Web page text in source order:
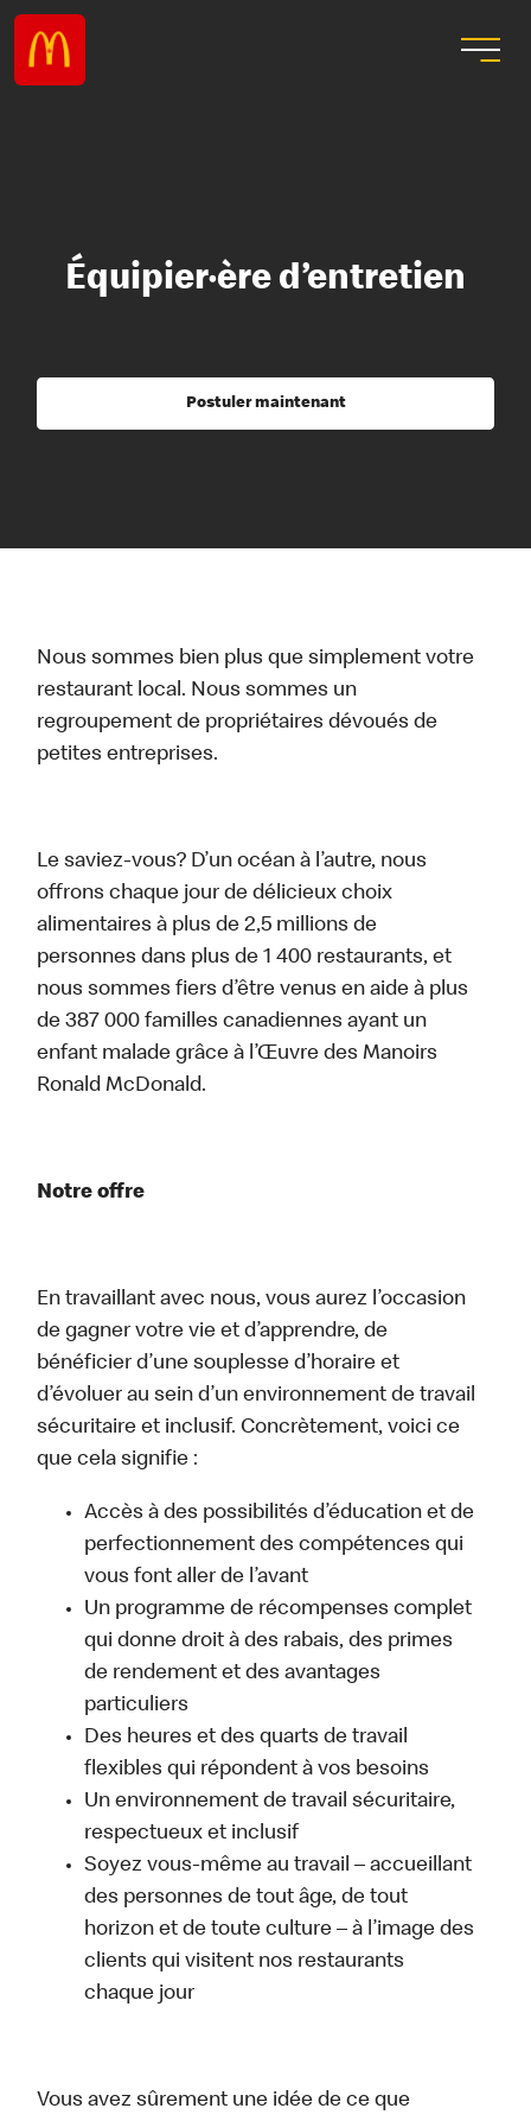
Équipier·ère d’entretien
Postuler maintenant
Nous sommes bien plus que simplement votre
restaurant local. Nous sommes un
regroupement de propriétaires dévoués de
petites entreprises.
Le saviez-vous? D’un océan à l’autre, nous
offrons chaque jour de délicieux choix
alimentaires à plus de 2,5 millions de
personnes dans plus de 1 400 restaurants, et
nous sommes fiers d’être venus en aide à plus
de 387 000 familles canadiennes ayant un
enfant malade grâce à l’Œuvre des Manoirs
Ronald McDonald.
Notre offre
En travaillant avec nous, vous aurez l’occasion
de gagner votre vie et d’apprendre, de
bénéficier d’une souplesse d’horaire et
d’évoluer au sein d’un environnement de travail
sécuritaire et inclusif. Concrètement, voici ce
que cela signifie :
Accès à des possibilités d’éducation et de
perfectionnement des compétences qui
vous font aller de l’avant
Un programme de récompenses complet
qui donne droit à des rabais, des primes
de rendement et des avantages
particuliers
Des heures et des quarts de travail
flexibles qui répondent à vos besoins
Un environnement de travail sécuritaire,
respectueux et inclusif
Soyez vous-même au travail – accueillant
des personnes de tout âge, de tout
horizon et de toute culture – à l’image des
clients qui visitent nos restaurants
chaque jour
Vous avez sûrement une idée de ce que